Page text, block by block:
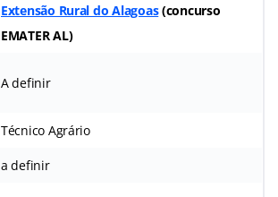
Extensão Rural do Alagoas(concurso
EMATER AL)
A definir
Técnico Agrário
a definir